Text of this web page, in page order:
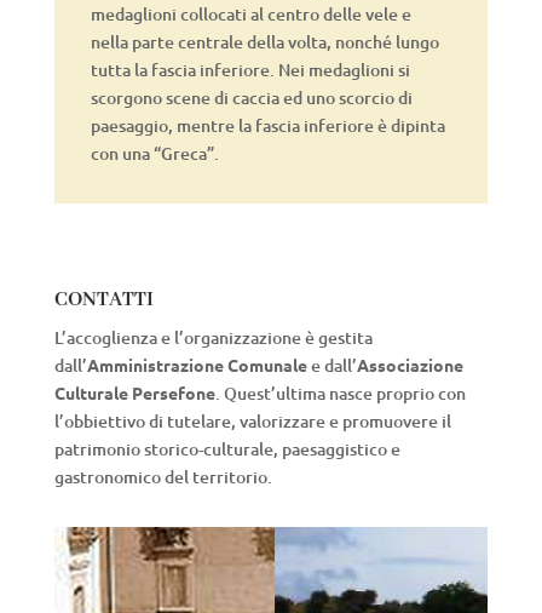
medaglioni collocati al centro delle vele e
nella parte centrale della volta, nonché lungo
tutta la fascia inferiore. Nei medaglioni si
scorgono scene di caccia ed uno scorcio di
paesaggio, mentre la fascia inferiore è dipinta
con una “Greca”.
CONTATTI
L’accoglienza e l’organizzazione è gestita
dall’Amministrazione Comunalee dall’Associazione
Culturale Persefone. Quest’ultima nasce proprio con
l’obbiettivo di tutelare, valorizzare e promuovere il
patrimonio storico-culturale, paesaggistico e
gastronomico del territorio.